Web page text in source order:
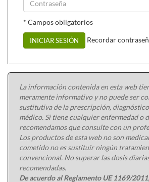
aplicar 3 o 4 gotas del aceite
actuar 5 minutos, después aclarar
Arom-acné roll-on (5 ml), se
aceite de arbol de té
esenciales, muy cómodo para
grano y para llevar en el bolso.
* Campos obligatorios
INICIAR SESIÓN Recordar
La información contenida en esta web
meramente informativo y no puede ser
sustitutiva de la prescripción,
médico. Si tiene cualquier enfermedad o
recomendamos que consulte con un
Los productos de esta web no son
cometido no es sustituir ningún
convencional. No superar las dosis
recomendadas.
De acuerdo al Reglamento UE 1169/2011